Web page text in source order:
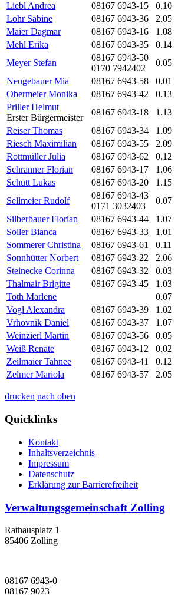
Liebl Andrea
08167 6943-15 0.10
Lohr Sabine
08167 6943-36 2.05
Maier Dagmar
08167 6943-16 1.08
Mehl Erika
08167 6943-35 0.14
Meyer Stefan
08167 6943-50
0170 7942402
0.05
Neugebauer Mia
08167 6943-58 0.01
Obermeier Monika
08167 6943-42 0.13
Priller Helmut
Erster Bürgermeister
08167 6943-18 1.13
Reiser Thomas
08167 6943-34 1.09
Riesch Maximilian
08167 6943-55 2.09
Rottmüller Julia
08167 6943-62 0.12
Schranner Florian
08167 6943-17 1.06
Schütt Lukas
08167 6943-20 1.15
Sellmeier Rudolf
08167 6943-43
0171 3032403
0.07
Silberbauer Florian
08167 6943-44 1.07
Soller Bianca
08167 6943-33 1.01
Sommerer Christina
08167 6943-61 0.11
Sonnhütter Norbert
08167 6943-22 2.06
Steinecke Corinna
08167 6943-32 0.03
Thalmair Brigitte
08167 6943-45 1.03
Toth Marlene
0.07
Vogl Alexandra
08167 6943-39 1.02
Vrhovnik Daniel
08167 6943-37 1.07
Weinzierl Martin
08167 6943-56 0.05
Weiß Renate
08167 6943-12 0.02
Zeilmaier Tahnee
08167 6943-41 0.12
Zelmer Mariola
08167 6943-57 2.05
drucken nach oben
Quicklinks
Kontakt
Inhaltsverzeichnis
Impressum
Datenschutz
Erklärung zur Barrierefreiheit
Verwaltungsgemeinschaft Zolling
Rathausplatz 1
85406 Zolling
08167 6943-0
08167 9023